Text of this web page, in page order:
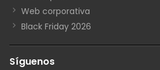
Web corporativa
Black Friday 2026
Síguenos